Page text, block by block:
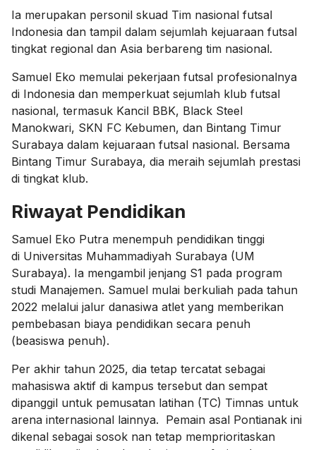
Ia merupakan personil skuad Tim nasional futsal
Indonesia dan tampil dalam sejumlah kejuaraan futsal
tingkat regional dan Asia berbareng tim nasional.
Samuel Eko memulai pekerjaan futsal profesionalnya
di Indonesia dan memperkuat sejumlah klub futsal
nasional, termasuk Kancil BBK, Black Steel
Manokwari, SKN FC Kebumen, dan Bintang Timur
Surabaya dalam kejuaraan futsal nasional. Bersama
Bintang Timur Surabaya, dia meraih sejumlah prestasi
di tingkat klub.
Riwayat Pendidikan
Samuel Eko Putra menempuh pendidikan tinggi
di Universitas Muhammadiyah Surabaya (UM
Surabaya). Ia mengambil jenjang S1 pada program
studi Manajemen. Samuel mulai berkuliah pada tahun
2022 melalui jalur danasiwa atlet yang memberikan
pembebasan biaya pendidikan secara penuh
(beasiswa penuh).
Per akhir tahun 2025, dia tetap tercatat sebagai
mahasiswa aktif di kampus tersebut dan sempat
dipanggil untuk pemusatan latihan (TC) Timnas untuk
arena internasional lainnya. Pemain asal Pontianak ini
dikenal sebagai sosok nan tetap memprioritaskan